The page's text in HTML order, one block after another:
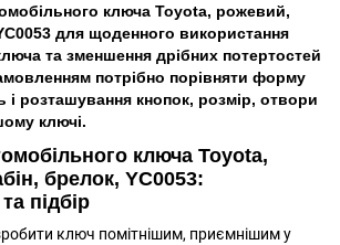
ключа Toyota, рожевий,
для щоденного використання
та зменшення дрібних потертостей
потрібно порівняти форму
і розташування кнопок, розмір, отвори
ключі.
ключа Toyota,
брелок, YC0053:
підбір
ключ помітнішим, приємнішим у